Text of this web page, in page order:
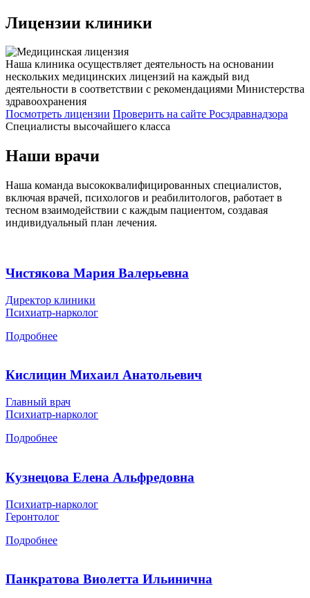
Лицензии клиники
Наша клиника осуществляет деятельность на основании
нескольких медицинских лицензий на каждый вид
деятельности в соответствии с рекомендациями Министерства
здравоохранения
Посмотреть лицензии Проверить на сайте Росздравнадзора
Специалисты высочайшего класса
Наши врачи
Наша команда высококвалифицированных специалистов,
включая врачей, психологов и реабилитологов, работает в
тесном взаимодействии с каждым пациентом, создавая
индивидуальный план лечения.
Чистякова Мария Валерьевна
Директор клиники
Психиатр-нарколог
Подробнее
Кислицин Михаил Анатольевич
Главный врач
Психиатр-нарколог
Подробнее
Кузнецова Елена Альфредовна
Психиатр-нарколог
Геронтолог
Подробнее
Панкратова Виолетта Ильинична